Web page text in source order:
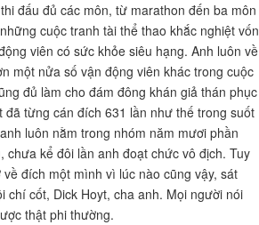
đấu đủ các môn, từ marathon đến ba môn
cuộc tranh tài thể thao khắc nghiệt vốn
viên có sức khỏe siêu hạng. Anh luôn về
một nửa số vận động viên khác trong cuộc
đủ làm cho đám đông khán giả thán phục
đã từng cán đích 631 lần như thế trong suốt
luôn nằm trong nhóm năm mươi phần
chưa kể đôi lần anh đoạt chức vô địch. Tuy
đích một mình vì lúc nào cũng vậy, sát
chí cốt, Dick Hoyt, cha anh. Mọi người nói
thật phi thường.